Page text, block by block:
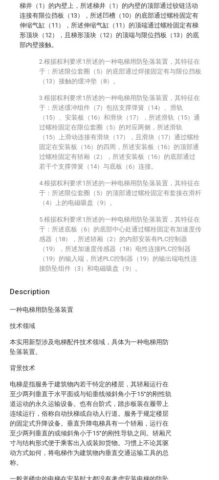
Description
一种电梯用防坠落装置
技术领域
本实用新型涉及电梯配件技术领域，具体为一种电梯用防
坠落装置。
背景技术
电梯是指服务于建筑物内若干特定的楼层，其轿厢运行在
至少两列垂直于水平面或与铅垂线倾斜角小于15°的刚性轨
道运动的永久运输设备。也有台阶式，踏步板装在履带上
连续运行，俗称自动扶梯或自动人行道。服务于规定楼层
的固定式升降设备。垂直升降电梯具有一个轿厢，运行在
至少两列垂直的或倾斜角小于15°的刚性导轨之间。轿厢尺
寸与结构形式便于乘客出入或装卸货物。习惯上不论其驱
动方式如何，将电梯作为建筑物内垂直交通运输工具的总
称。
梯井（1）的内壁上，所述梯井（1）的内壁的顶部通过铰链活动
连接有限位挡板（13），所述凹槽（10）的底部通过螺栓固定有
伸缩气缸（11），所述伸缩气缸（11）的顶端通过螺栓固定有梯
形顶块（12），且梯形顶块（12）的顶端与限位挡板（13）的底
部内壁接触。
2.根据权利要求1所述的一种电梯用防坠落装置，其特征在
于：所述限位套圈（5）的底部通过焊接固定有与限位挡板
（13）接触的缓冲垫（8）。
3.根据权利要求1所述的一种电梯用防坠落装置，其特征在
于：所述缓冲组件（7）包括支撑弹簧（14）、滑轨
（15）、安装板（16）和滑块（17），所述滑轨（15）通
过螺栓固定在限位套圈（5）的对应两侧，所述滑轨
（15）上滑动连接有滑块（17），且滑块（17）通过螺栓
固定在安装板（16）的四周，所述安装板（16）的顶部通
过螺栓固定有轿厢（2），所述安装板（16）的底部通过
若干个支撑弹簧（14）与底板（6）连接。
4.根据权利要求1所述的一种电梯用防坠落装置，其特征在
于：所述限位套圈（5）的顶部通过螺栓固定有套接在滑杆
（4）上的电磁吸盘（9）。
5.根据权利要求1所述的一种电梯用防坠落装置，其特征在
于：所述底板（6）的底部中心处通过螺栓固定有加速度传
感器（18），所述轿厢（2）的内部安装有PLC控制器
（19），所述加速度传感器（18）电性连接PLC控制器
（19）的输入端，所述PLC控制器（19）的输出端电性连
接防坠组件（3）和电磁吸盘（9）。